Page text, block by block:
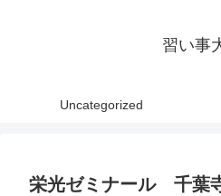
習い事
Uncategorized
栄光ゼミナール 千葉